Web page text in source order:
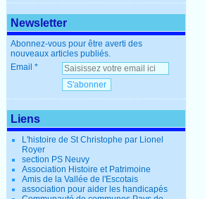
Newsletter
Abonnez-vous pour être averti des
nouveaux articles publiés.
Email
Liens
L'histoire de St Christophe par Lionel
Royer
section PS Neuvy
Association Histoire et Patrimoine
Amis de la Vallée de l'Escotais
association pour aider les handicapés